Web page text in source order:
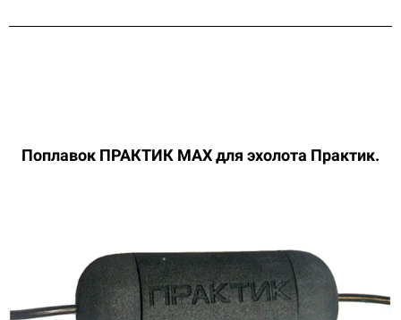
Поплавок ПРАКТИК МАХ для эхолота Практик.